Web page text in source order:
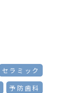
セラミック
予防歯科